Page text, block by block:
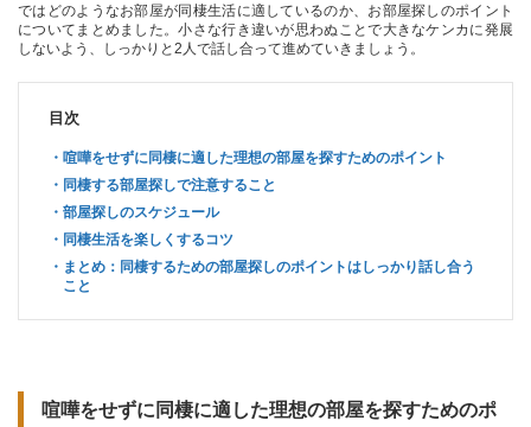
ではどのようなお部屋が同棲生活に適しているのか、お部屋探しのポイント
についてまとめました。小さな行き違いが思わぬことで大きなケンカに発展
しないよう、しっかりと2人で話し合って進めていきましょう。
目次
喧嘩をせずに同棲に適した理想の部屋を探すためのポイント
同棲する部屋探しで注意すること
部屋探しのスケジュール
同棲生活を楽しくするコツ
まとめ：同棲するための部屋探しのポイントはしっかり話し合う
こと
喧嘩をせずに同棲に適した理想の部屋を探すためのポ